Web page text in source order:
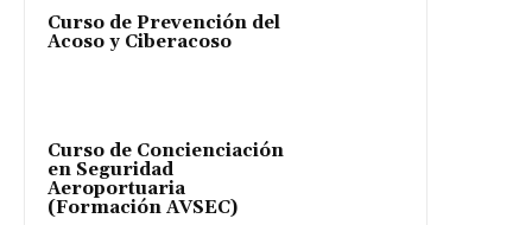
Curso de Prevención del
Acoso y Ciberacoso
Curso de Concienciación
en Seguridad
Aeroportuaria
(Formación AVSEC)